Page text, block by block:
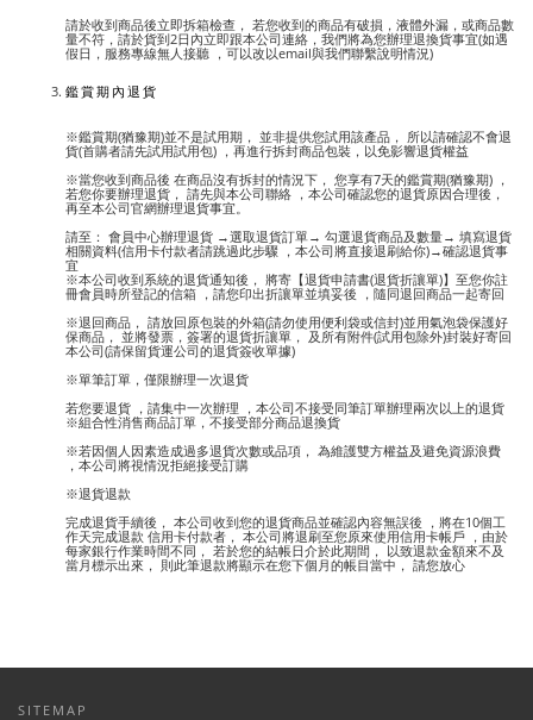
請於收到商品後立即拆箱檢查， 若您收到的商品有破損，液體外漏，或商品數
量不符，請於貨到2日內立即跟本公司連絡，我們將為您辦理退換貨事宜(如遇
假日，服務專線無人接聽 ，可以改以email與我們聯繫說明情況)
鑑賞期內退貨
※鑑賞期(猶豫期)並不是試用期， 並非提供您試用該產品， 所以請確認不會退
貨(首購者請先試用試用包) ，再進行拆封商品包裝，以免影響退貨權益
※當您收到商品後 在商品沒有拆封的情況下， 您享有7天的鑑賞期(猶豫期) ，
若您你要辦理退貨， 請先與本公司聯絡 ，本公司確認您的退貨原因合理後，
再至本公司官網辦理退貨事宜。
請至： 會員中心辦理退貨 →選取退貨訂單→ 勾選退貨商品及數量→ 填寫退貨
相關資料(信用卡付款者請跳過此步驟 ，本公司將直接退刷給你)→確認退貨事
宜
※本公司收到系統的退貨通知後， 將寄【退貨申請書(退貨折讓單)】至您你註
冊會員時所登記的信箱 ，請您印出折讓單並填妥後 ，隨同退回商品一起寄回
※退回商品， 請放回原包裝的外箱(請勿使用便利袋或信封)並用氣泡袋保護好
保商品， 並將發票，簽署的退貨折讓單， 及所有附件(試用包除外)封裝好寄回
本公司(請保留貨運公司的退貨簽收單據)
※單筆訂單，僅限辦理一次退貨
若您要退貨 ，請集中一次辦理 ，本公司不接受同筆訂單辦理兩次以上的退貨
※組合性消售商品訂單，不接受部分商品退換貨
※若因個人因素造成過多退貨次數或品項， 為維護雙方權益及避免資源浪費
，本公司將視情況拒絕接受訂購
※退貨退款
完成退貨手續後， 本公司收到您的退貨商品並確認內容無誤後 ，將在10個工
作天完成退款 信用卡付款者， 本公司將退刷至您原來使用信用卡帳戶 ，由於
每家銀行作業時間不同， 若於您的結帳日介於此期間， 以致退款金額來不及
當月標示出來， 則此筆退款將顯示在您下個月的帳目當中， 請您放心
SITEMAP